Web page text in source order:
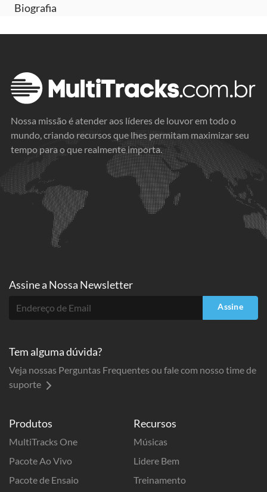
Biografia
Nossa missão é atender aos líderes de louvor em todo o
mundo, criando recursos que lhes permitam maximizar seu
tempo para o que realmente importa.
Produtos
MultiTracks One
Pacote Ao Vivo
Pacote de Ensaio
Recursos
Músicas
Lidere Bem
Treinamento
Assine a Nossa Newsletter
Assine
Tem alguma dúvida?
Veja nossas Perguntas Frequentes ou fale com nosso time de
suporte